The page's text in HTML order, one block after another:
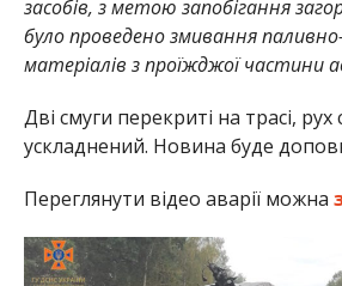
засобів, з метою запобігання
було проведено змивання
матеріалів з проїжджої частини
Дві смуги перекриті на трасі, рух
ускладнений. Новина буде
Переглянути відео аварії можна